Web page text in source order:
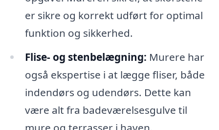
er sikre og korrekt udført for optimal
funktion og sikkerhed.
Flise- og stenbelægning: Murere har
også ekspertise i at lægge fliser, både
indendørs og udendørs. Dette kan
være alt fra badeværelsesgulve til